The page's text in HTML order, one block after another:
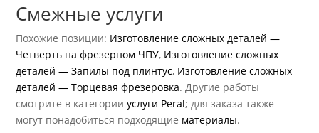
Смежные услуги
Похожие позиции: Изготовление сложных деталей —
Четверть на фрезерном ЧПУ, Изготовление сложных
деталей — Запилы под плинтус, Изготовление сложных
деталей — Торцевая фрезеровка. Другие работы
смотрите в категорииуслуги Peral; для заказа также
могут понадобиться подходящие материалы.